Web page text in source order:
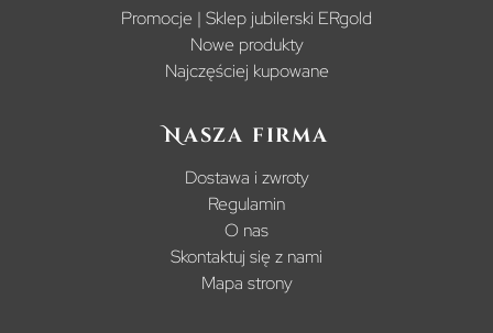
Promocje | Sklep jubilerski ERgold
Nowe produkty
Najczęściej kupowane
Nasza firma
Dostawa i zwroty
Regulamin
O nas
Skontaktuj się z nami
Mapa strony